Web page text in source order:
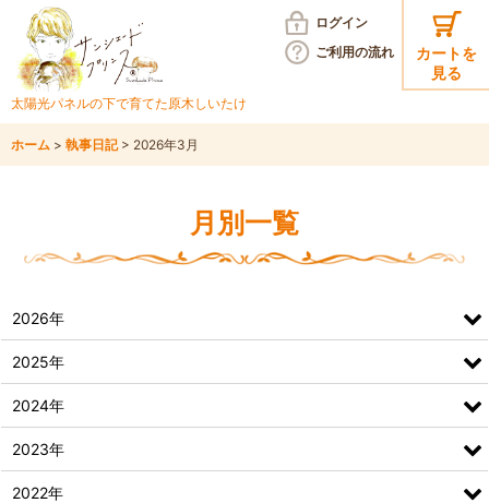
太陽光パネルの下で育てた原木しいたけ
カートを
見る
ログイン
ご利用の流れ
ホーム > 執事日記 > 2026年3月
月別一覧
2026年
2025年
2024年
2023年
2022年